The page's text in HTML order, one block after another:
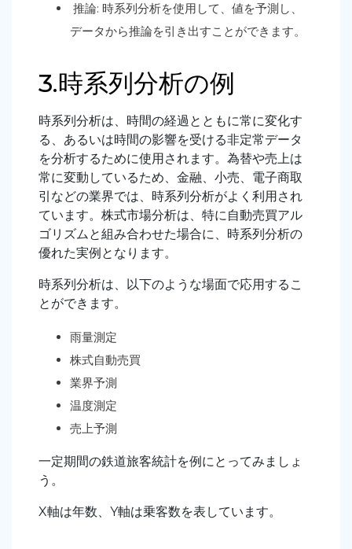
推論: 時系列分析を使用して、値を予測し、
データから推論を引き出すことができます。
3.時系列分析の例
時系列分析は、時間の経過とともに常に変化す
る、あるいは時間の影響を受ける非定常データ
を分析するために使用されます。為替や売上は
常に変動しているため、金融、小売、電子商取
引などの業界では、時系列分析がよく利用され
ています。株式市場分析は、特に自動売買アル
ゴリズムと組み合わせた場合に、時系列分析の
優れた実例となります。
時系列分析は、以下のような場面で応用するこ
とができます。
雨量測定
株式自動売買
業界予測
温度測定
売上予測
一定期間の鉄道旅客統計を例にとってみましょ
う。
X軸は年数、Y軸は乗客数を表しています。